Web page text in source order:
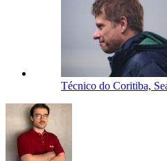
Técnico do Coritiba,